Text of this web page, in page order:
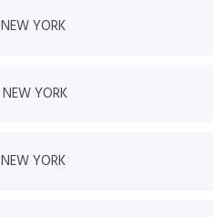
2° GIORNO, giovedi: 23 Maggio NEW YORK
3° GIORNO, venerdi: 24 Maggio NEW YORK
4° GIORNO, sabato: 25 Maggio NEW YORK